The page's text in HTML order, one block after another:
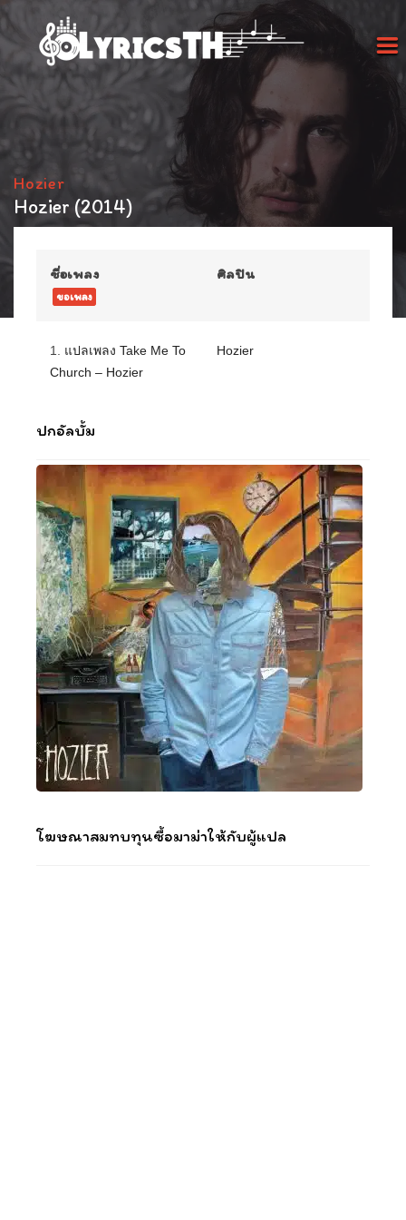
Hozier
Hozier (2014)
ชื่อเพลง
ขอเพลง
ศิลปิน
1. แปลเพลง Take Me To
Church – Hozier
Hozier
ปกอัลบั้ม
โฆษณาสมทบทุนซื้อมาม่าให้กับผู้แปล